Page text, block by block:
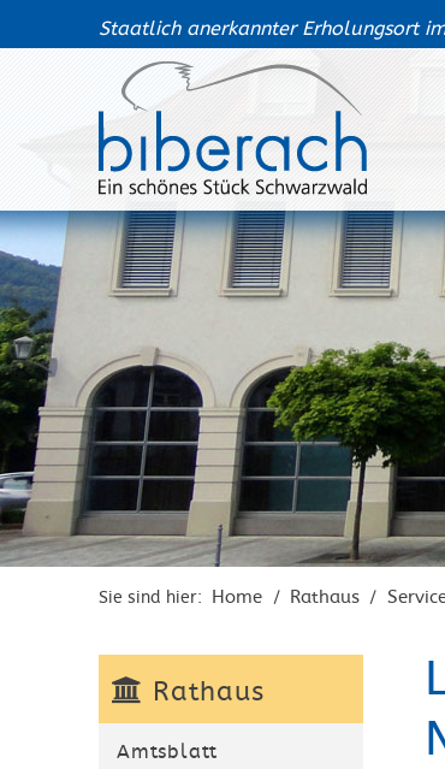
Staatlich anerkannter Erholungsort
Sie sind hier: Home / Rathaus /
Rathaus
Amtsblatt